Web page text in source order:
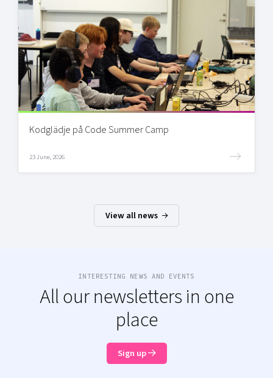
Kodglädje på Code Summer Camp
23 June, 2026
View all news
INTERESTING NEWS AND EVENTS
All our newsletters in one
place
Sign up